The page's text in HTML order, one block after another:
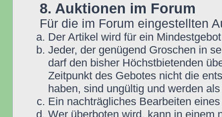
8. Auktionen im Forum
Für die im Forum eingestellten
Der Artikel wird für ein
Jeder, der genügend Groschen in
darf den bisher Höchstbietenden
Zeitpunkt des Gebotes nicht die
haben, sind ungültig und werden
Ein nachträgliches Bearbeiten
Wer überboten wird, kann in einem